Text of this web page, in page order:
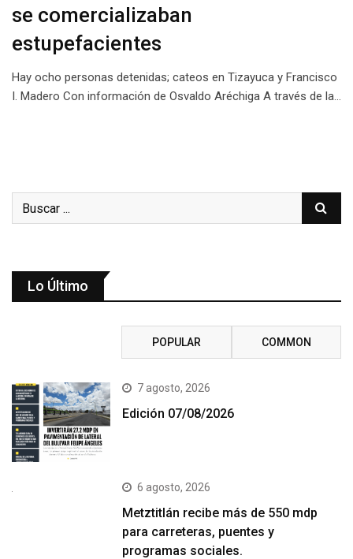
se comercializaban
estupefacientes
Hay ocho personas detenidas; cateos en Tizayuca y Francisco
I. Madero Con información de Osvaldo Aréchiga A través de la…
Lo Último
POPULAR COMMON
7 agosto, 2026
Edición 07/08/2026
6 agosto, 2026
Metztitlán recibe más de 550 mdp
para carreteras, puentes y
programas sociales.